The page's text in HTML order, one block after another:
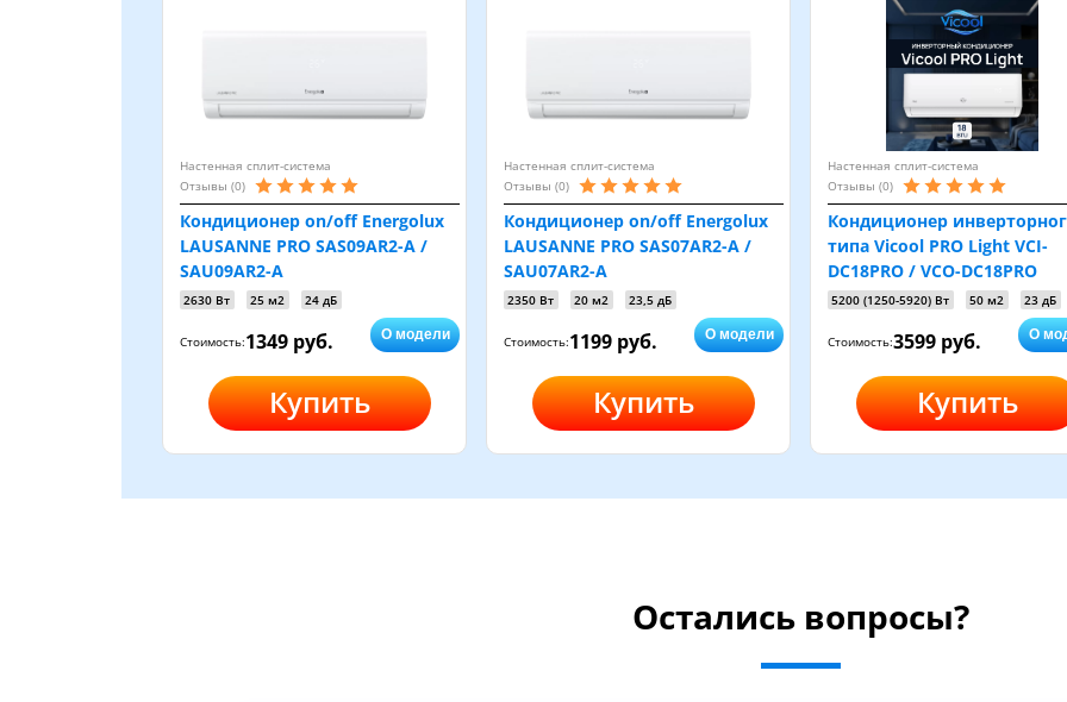
Настенная сплит-система
Отзывы (0)
Кондиционер on/off Energolux
LAUSANNE PRO SAS09AR2-A /
SAU09AR2-A
2630 Вт 25 м2 24 дБ
Стоимость:1349 руб. О модели
Купить
Настенная сплит-система
Отзывы (0)
Кондиционер on/off Energolux
LAUSANNE PRO SAS07AR2-A /
SAU07AR2-A
2350 Вт 20 м2 23,5 дБ
Стоимость:1199 руб. О модели
Купить
Настенная сплит-система
Отзывы (0)
Кондиционер
типа Vicool PRO Light VCI-
DC18PRO / VCO-DC18PRO
5200 (1250-5920) Вт 50 м2 23 дБ
Стоимость:3599 руб. О
Купить
Остались вопросы?